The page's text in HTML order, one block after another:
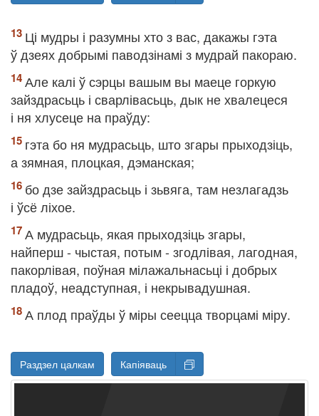
Ці мудры і разумны хто з вас, дакажы гэта
ў дзеях добрымі паводзінамі з мудрай пакораю.
Але калі ў сэрцы вашым вы маеце горкую
зайздрасьць і сварлівасьць, дык не хвалецеся
і ня хлусеце на праўду:
гэта бо ня мудрасьць, што згары прыходзіць,
а зямная, плоцкая, дэманская;
бо дзе зайздрасьць і зьвяга, там незлагадзь
і ўсё ліхое.
А мудрасьць, якая прыходзіць згары,
найперш - чыстая, потым - згодлівая, лагодная,
пакорлівая, поўная мілажальнасьці і добрых
пладоў, неадступная, і некрывадушная.
А плод праўды ў міры сеецца творцамі міру.
Раздзел цалкам Капіяваць